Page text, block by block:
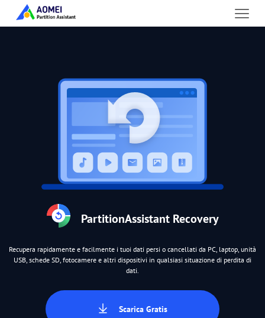
PartitionAssistant Recovery
Recupera rapidamente e facilmente i tuoi dati persi o cancellati da PC, laptop, unità
USB, schede SD, fotocamere e altri dispositivi in qualsiasi situazione di perdita di
dati.
Scarica Gratis